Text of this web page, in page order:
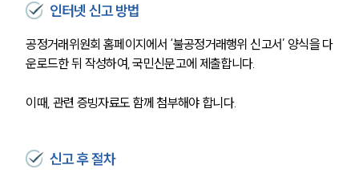
인터넷 신고 방법
공정거래위원회 홈페이지에서 ‘불공정거래행위 신고서’ 양식을 다
운로드한 뒤 작성하여, 국민신문고에 제출합니다.
이때, 관련 증빙자료도 함께 첨부해야 합니다.
신고 후 절차